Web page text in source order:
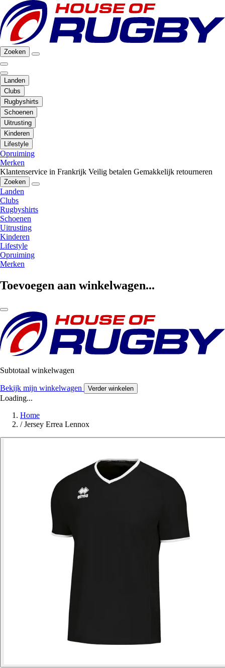
Zoeken
Landen
Clubs
Rugbyshirts
Schoenen
Uitrusting
Kinderen
Lifestyle
Opruiming
Merken
Klantenservice in Frankrijk Veilig betalen Gemakkelijk retourneren
Zoeken
Landen
Clubs
Rugbyshirts
Schoenen
Uitrusting
Kinderen
Lifestyle
Opruiming
Merken
Toevoegen aan winkelwagen...
Subtotaal winkelwagen
Bekijk mijn winkelwagen Verder winkelen
Loading...
Home
/ Jersey Errea Lennox